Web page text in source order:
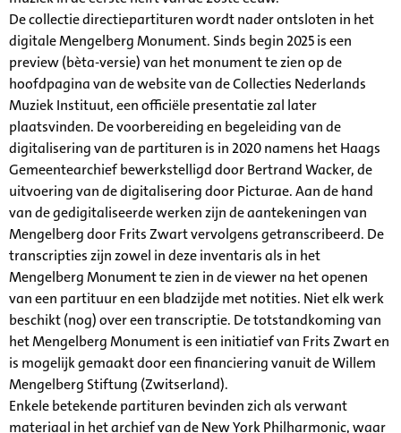
De collectie directiepartituren wordt nader ontsloten in het
digitale Mengelberg Monument. Sinds begin 2025 is een
preview (bèta-versie) van het monument te zien op de
hoofdpagina van de website van de Collecties Nederlands
Muziek Instituut, een officiële presentatie zal later
plaatsvinden. De voorbereiding en begeleiding van de
digitalisering van de partituren is in 2020 namens het Haags
Gemeentearchief bewerkstelligd door Bertrand Wacker, de
uitvoering van de digitalisering door Picturae. Aan de hand
van de gedigitaliseerde werken zijn de aantekeningen van
Mengelberg door Frits Zwart vervolgens getranscribeerd. De
transcripties zijn zowel in deze inventaris als in het
Mengelberg Monument te zien in de viewer na het openen
van een partituur en een bladzijde met notities. Niet elk werk
beschikt (nog) over een transcriptie. De totstandkoming van
het Mengelberg Monument is een initiatief van Frits Zwart en
is mogelijk gemaakt door een financiering vanuit de Willem
Mengelberg Stiftung (Zwitserland).
Enkele betekende partituren bevinden zich als verwant
materiaal in het archief van de New York Philharmonic, waar